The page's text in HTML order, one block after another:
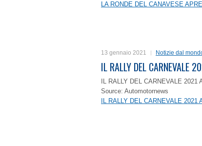
LA RONDE DEL CANAVESE
13 gennaio 2021 Notizie dal
IL RALLY DEL CARNEVALE
IL RALLY DEL CARNEVALE 2021
Source: Automotornews
IL RALLY DEL CARNEVALE 2021